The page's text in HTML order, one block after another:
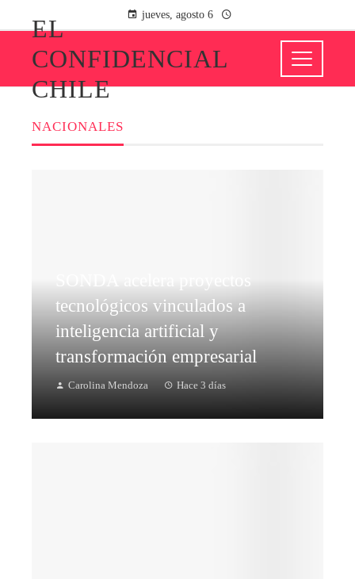
jueves, agosto 6
EL
CONFIDENCIAL
CHILE
NACIONALES
SONDA acelera proyectos
tecnológicos vinculados a
inteligencia artificial y
transformación empresarial
Carolina Mendoza Hace 3 días